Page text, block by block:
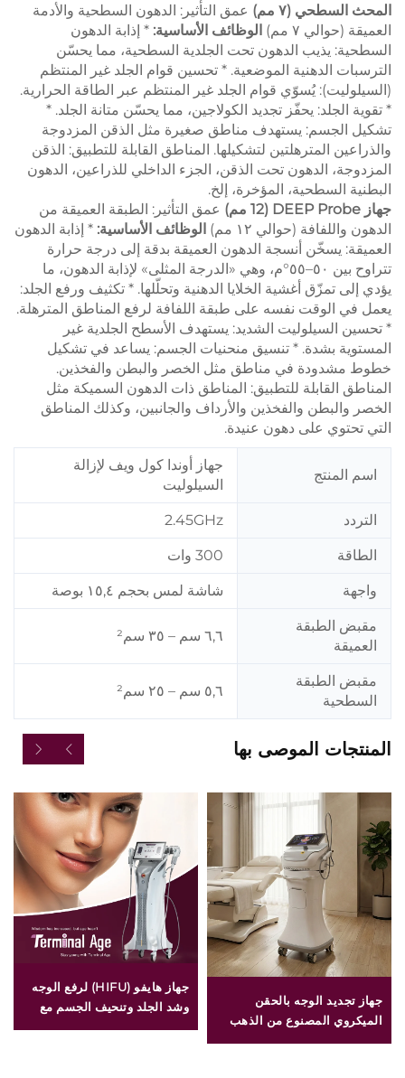
المحث السطحي (٧ مم)
عمق التأثير: الدهون السطحية والأدمة
العميقة (حوالي ٧ مم)
الوظائف الأساسية: * إذابة الدهون
السطحية: يذيب الدهون تحت الجلدية السطحية، مما يحسّن
الترسبات الدهنية الموضعية. * تحسين قوام الجلد غير المنتظم
(السيلوليت): يُسوّي قوام الجلد غير المنتظم عبر الطاقة الحرارية.
* تقوية الجلد: يحفّز تجديد الكولاجين، مما يحسّن متانة الجلد. *
تشكيل الجسم: يستهدف مناطق صغيرة مثل الذقن المزدوجة
والذراعين المترهلتين لتشكيلها. المناطق القابلة للتطبيق: الذقن
المزدوجة، الدهون تحت الذقن، الجزء الداخلي للذراعين، الدهون
البطنية السطحية، المؤخرة، إلخ.
جهاز DEEP Probe (12 مم)
عمق التأثير: الطبقة العميقة من
الدهون واللفافة (حوالي ١٢ مم)
الوظائف الأساسية: * إذابة الدهون
العميقة: يسخّن أنسجة الدهون العميقة بدقة إلى درجة حرارة
تتراوح بين ٥٠–٥٥°م، وهي «الدرجة المثلى» لإذابة الدهون، ما
يؤدي إلى تمزّق أغشية الخلايا الدهنية وتحلّلها. * تكثيف ورفع الجلد:
يعمل في الوقت نفسه على طبقة اللفافة لرفع المناطق المترهلة.
* تحسين السيلوليت الشديد: يستهدف الأسطح الجلدية غير
المستوية بشدة. * تنسيق منحنيات الجسم: يساعد في تشكيل
خطوط مشدودة في مناطق مثل الخصر والبطن والفخذين.
المناطق القابلة للتطبيق: المناطق ذات الدهون السميكة مثل
الخصر والبطن والفخذين والأرداف والجانبين، وكذلك المناطق
التي تحتوي على دهون عنيدة.
اسم المنتج
جهاز أوندا كول ويف لإزالة
السيلوليت
التردد 2.45GHz
الطاقة 300 وات
واجهة شاشة لمس بحجم ١٥,٤ بوصة
مقبض الطبقة
العميقة
٦,٦ سم – ٣٥ سم²
مقبض الطبقة
السطحية
٥,٦ سم – ٢٥ سم²
المنتجات الموصى بها
جهاز تجديد الوجه بالحقن
الميكروي المصنوع من الذهب
جهاز هايفو (HIFU) لرفع الوجه
وشد الجلد وتنحيف الجسم مع